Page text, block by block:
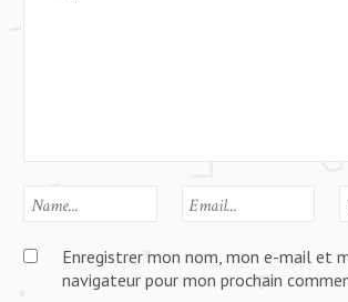
Enregistrer mon nom, mon e-mail et
navigateur pour mon prochain